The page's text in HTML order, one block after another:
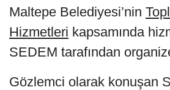
Maltepe Belediyesi’nin
Hizmetleri kapsamında
SEDEM tarafından
Gözlemci olarak konuşan